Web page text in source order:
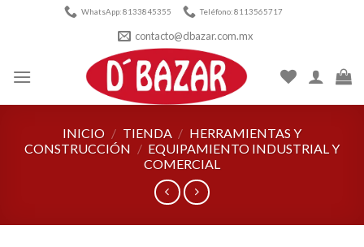
WhatsApp: 8133845355 Teléfono: 8113565717
contacto@dbazar.com.mx
INICIO / TIENDA / HERRAMIENTAS Y
CONSTRUCCIÓN / EQUIPAMIENTO INDUSTRIAL Y
COMERCIAL